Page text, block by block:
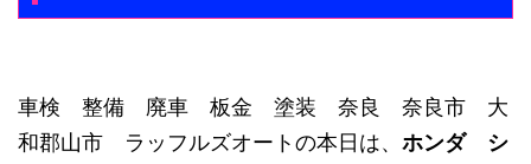
車検 整備 廃車 板金 塗装 奈良 奈良市 大
和郡山市 ラッフルズオートの本日は、 ホンダ シ